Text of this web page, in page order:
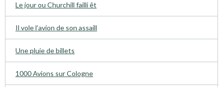
Le jour ou Churchill failli êt
Il vole l’avion de son assaill
Une pluie de billets
1000 Avions sur Cologne